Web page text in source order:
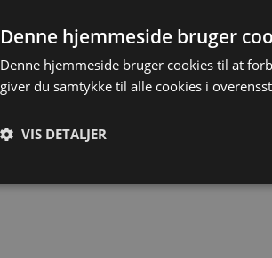
Denne hjemmeside bruger
Denne hjemmeside bruger cookies til at
giver du samtykke til alle cookies i
VIS DETALJER